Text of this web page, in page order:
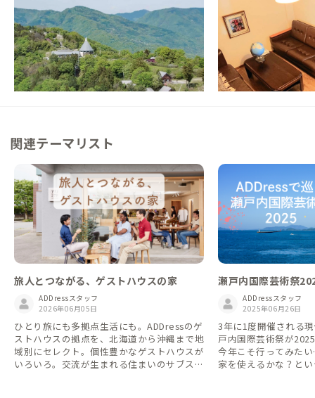
美馬D邸
徳島県 ホテル/旅館
【まるっと貸切専用】空と山並みに包まれる
天空の丘で静けさに浸る暮らし
この家からの距離 3km
高松A邸
香川県
【駅徒歩20分】田園
先鋭的な家
この家からの距離 26km
関連テーマリスト
旅人とつながる、ゲストハウスの家
ADDressスタッフ
2026年06月05日
ひとり旅にも多拠点生活にも。ADDressのゲ
ストハウスの拠点を、北海道から沖縄まで地
域別にセレクト。個性豊かなゲストハウスが
いろいろ。交流が生まれる住まいのサブスク
瀬戸内国際芸術祭
Dressの家
ADDressスタッフ
2025年06月26日
3年に1度開催される
戸内国際芸術祭が
今年こそ行ってみた
家を使えるかな？と